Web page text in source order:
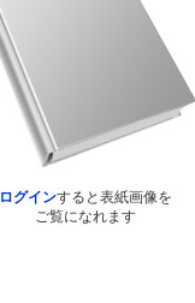
ログインすると表紙画像を
ご覧になれます